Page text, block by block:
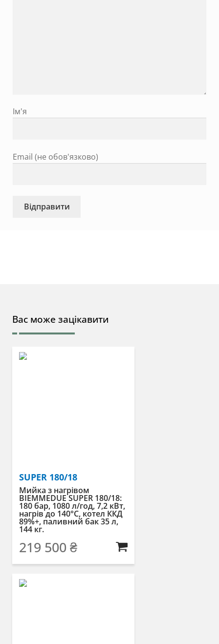
Ім'я
Email (не обов'язково)
Вас може зацікавити
SUPER 180/18
Мийка з нагрівом
BIEMMEDUE SUPER 180/18:
180 бар, 1080 л/год, 7,2 кВт,
нагрів до 140°C, котел ККД
89%+, паливний бак 35 л,
144 кг.
219 500 ₴